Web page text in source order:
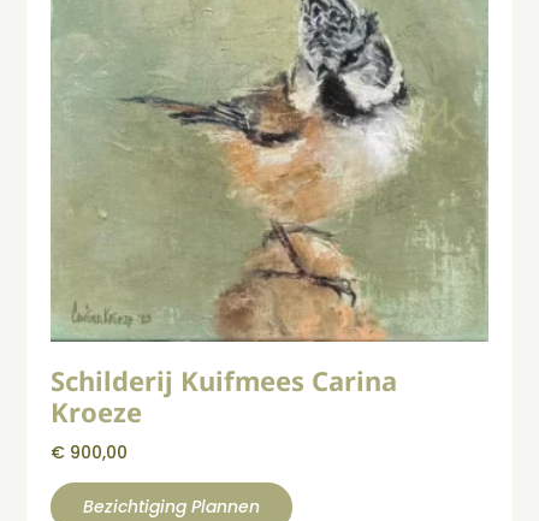
Schilderij Kuifmees Carina
Kroeze
€ 900,00
Bezichtiging Plannen